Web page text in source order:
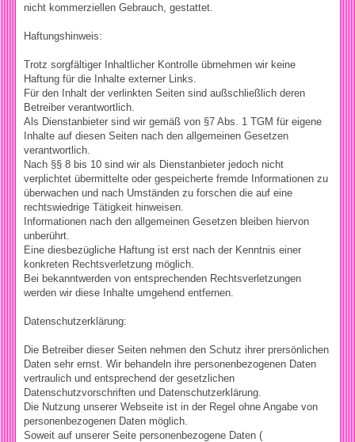
nicht kommerziellen Gebrauch, gestattet.
Haftungshinweis:
Trotz sorgfältiger Inhaltlicher Kontrolle übrnehmen wir keine
Haftung für die Inhalte externer Links.
Für den Inhalt der verlinkten Seiten sind außschließlich deren
Betreiber verantwortlich.
Als Dienstanbieter sind wir gemäß von §7 Abs. 1 TGM für eigene
Inhalte auf diesen Seiten nach den allgemeinen Gesetzen
verantwortlich.
Nach §§ 8 bis 10 sind wir als Dienstanbieter jedoch nicht
verplichtet übermittelte oder gespeicherte fremde Informationen zu
überwachen und nach Umständen zu forschen die auf eine
rechtswiedrige Tätigkeit hinweisen.
Informationen nach den allgemeinen Gesetzen bleiben hiervon
unberührt.
Eine diesbezügliche Haftung ist erst nach der Kenntnis einer
konkreten Rechtsverletzung möglich.
Bei bekanntwerden von entsprechenden Rechtsverletzungen
werden wir diese Inhalte umgehend entfernen.
Datenschutzerklärung:
Die Betreiber dieser Seiten nehmen den Schutz ihrer prersönlichen
Daten sehr ernst. Wir behandeln ihre personenbezogenen Daten
vertraulich und entsprechend der gesetzlichen
Datenschutzvorschriften und Datenschutzerklärung.
Die Nutzung unserer Webseite ist in der Regel ohne Angabe von
personenbezogenen Daten möglich.
Soweit auf unserer Seite personenbezogene Daten (